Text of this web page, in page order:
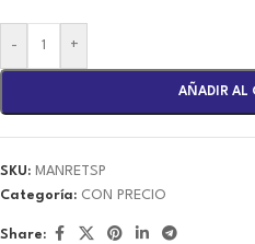
- +
AÑADIR AL
SKU: MANRETSP
Categoría: CON PRECIO
Share: